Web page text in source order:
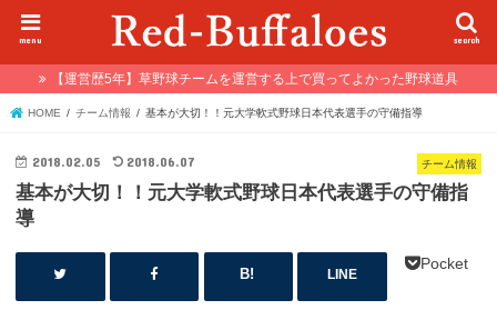
search
menu
【運営歴5年】草野球チームを運営する上で買ってよかった野球道具
HOME チーム情報 基本が大切！！元大学軟式野球日本代表選手の守備指導
チーム情報
2018.02.05 2018.06.07
基本が大切！！元大学軟式野球日本代表選手の守備指
導
LINE
Pocket